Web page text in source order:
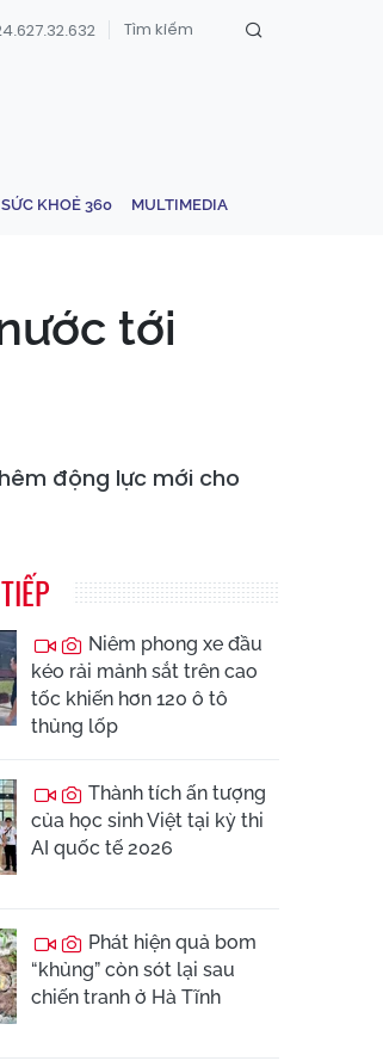
SỨC KHOẺ 360 MULTIMEDIA
tới
động lực mới cho
Niêm phong xe đầu
kéo rải mảnh sắt trên cao
tốc khiến hơn 120 ô tô
thủng lốp
Thành tích ấn tượng
của học sinh Việt tại kỳ thi
AI quốc tế 2026
Phát hiện quả bom
“khủng” còn sót lại sau
chiến tranh ở Hà Tĩnh